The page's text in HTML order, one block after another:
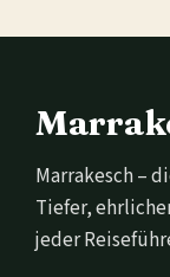
Marrakesch –
Tiefer,
jeder